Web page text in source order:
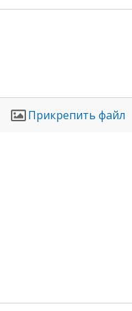
Прикрепить файл